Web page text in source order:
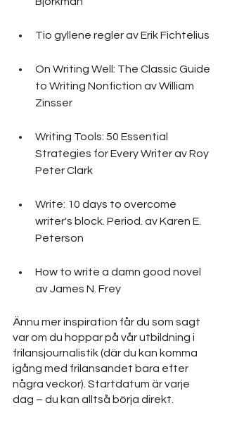
Tio gyllene regler av Erik Fichtelius
On Writing Well: The Classic Guide
to Writing Nonfiction av William
Zinsser
Writing Tools: 50 Essential
Strategies for Every Writer av Roy
Peter Clark
Write: 10 days to overcome
writer's block. Period. av Karen E.
Peterson
How to write a damn good novel
av James N. Frey
Ännu mer inspiration får du som sagt
var om du hoppar på vår utbildning i
frilansjournalistik (där du kan komma
igång med frilansandet bara efter
några veckor). Startdatum är varje
dag – du kan alltså börja direkt.